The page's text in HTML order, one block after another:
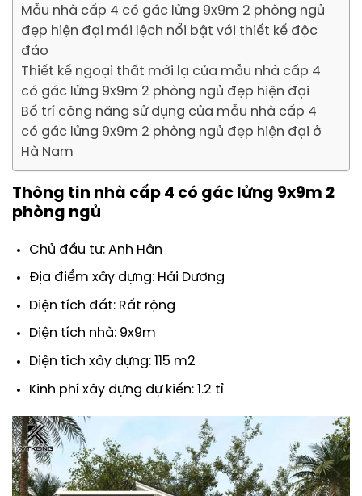
Mẫu nhà cấp 4 có gác lửng 9x9m 2 phòng ngủ
đẹp hiện đại mái lệch nổi bật với thiết kế độc
đáo
Thiết kế ngoại thất mới lạ của mẫu nhà cấp 4
có gác lửng 9x9m 2 phòng ngủ đẹp hiện đại
Bố trí công năng sử dụng của mẫu nhà cấp 4
có gác lửng 9x9m 2 phòng ngủ đẹp hiện đại ở
Hà Nam
Thông tin nhà cấp 4 có gác lửng 9x9m 2
phòng ngủ
Chủ đầu tư: Anh Hân
Địa điểm xây dựng: Hải Dương
Diện tích đất: Rất rộng
Diện tích nhà: 9x9m
Diện tích xây dựng: 115 m2
Kinh phí xây dựng dự kiến: 1.2 tỉ